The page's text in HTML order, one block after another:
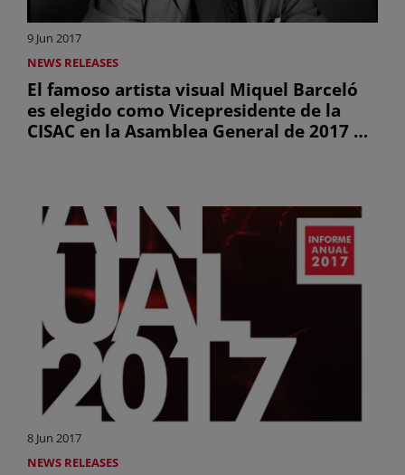
9 Jun 2017
NEWS RELEASES
El famoso artista visual Miquel Barceló
es elegido como Vicepresidente de la
CISAC en la Asamblea General de 2017 de
8 Jun 2017
NEWS RELEASES